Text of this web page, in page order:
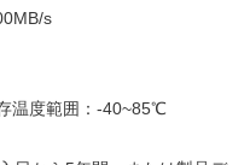
s
温度範囲：-40~85℃